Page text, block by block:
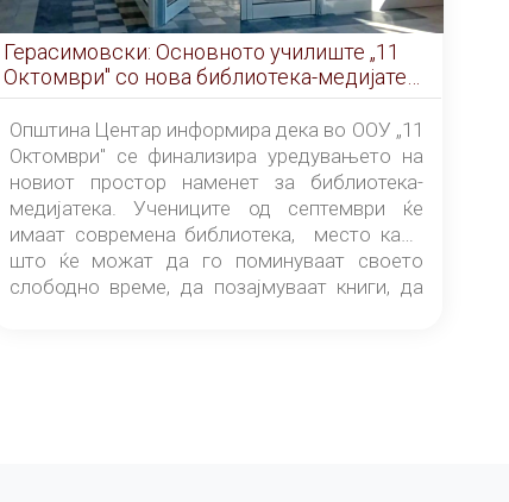
Герасимовски: Основното училиште „11
Октомври" со нова библиотека-медијатека
од септември
Општина Центар информира дека во ООУ „11
Октомври" се финализира уредувањето на
новиот простор наменет за библиотека-
медијатека. Учениците од септември ќе
имаат современа библиотека, место каде
што ќе можат да го поминуваат своето
слободно време, да позајмуваат книги, да